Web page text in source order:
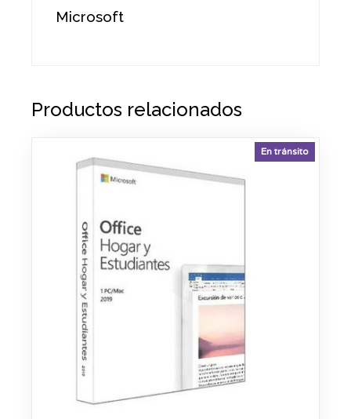
Microsoft
Productos relacionados
En tránsito